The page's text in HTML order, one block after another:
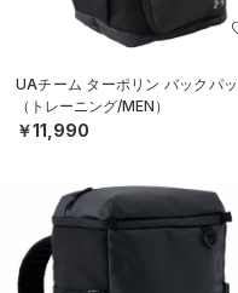
UAチーム ターポリン バックパ
（トレーニング/MEN）
￥11,990